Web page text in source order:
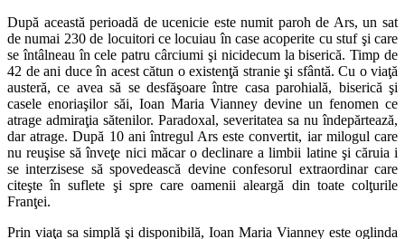
După această perioadă de ucenicie este numit paroh de Ars, un sat
de numai 230 de locuitori ce locuiau în case acoperite cu stuf şi care
se întâlneau în cele patru cârciumi şi nicidecum la biserică. Timp de
42 de ani duce în acest cătun o existenţă stranie şi sfântă. Cu o viaţă
austeră, ce avea să se desfăşoare între casa parohială, biserică şi
casele enoriaşilor săi, Ioan Maria Vianney devine un fenomen ce
atrage admiraţia sătenilor. Paradoxal, severitatea sa nu îndepărtează,
dar atrage. După 10 ani întregul Ars este convertit, iar milogul care
nu reuşise să înveţe nici măcar o declinare a limbii latine şi căruia i
se interzisese să spovedească devine confesorul extraordinar care
citeşte în suflete şi spre care oamenii aleargă din toate colţurile
Franţei.
Prin viaţa sa simplă şi disponibilă, Ioan Maria Vianney este oglinda